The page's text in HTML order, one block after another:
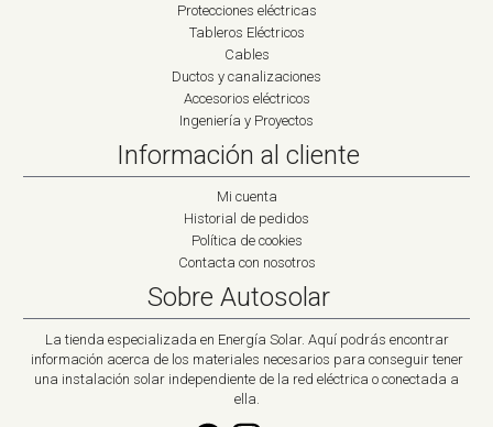
Protecciones eléctricas
Tableros Eléctricos
Cables
Ductos y canalizaciones
Accesorios eléctricos
Ingeniería y Proyectos
Información al cliente
Mi cuenta
Historial de pedidos
Política de cookies
Contacta con nosotros
Sobre Autosolar
La tienda especializada en Energía Solar. Aquí podrás encontrar
información acerca de los materiales necesarios para conseguir tener
una instalación solar independiente de la red eléctrica o conectada a
ella.